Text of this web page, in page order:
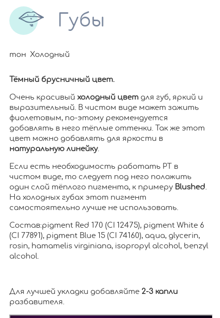
Губы
тон Холодный
Тёмный брусничный цвет.
Очень красивый холодный цветдля губ, яркий и
выразительный. В чистом виде может зажить
фиолетовым, по-этому рекомендуется
добавлять в него тёплые оттенки. Так же этот
цвет можно добавлять для яркости в
натуральную линейку.
Если есть необходимость работать PT в
чистом виде, то следует под него положить
один слой тёплого пигмента, к примеру Blushed
На холодных губах этот пигмент
самостоятельно лучше не использовать.
Состав:pigment Red 170 (CI 12475), pigment White 6
(CI 77891), pigment Blue 15 (CI 74160), aqua, glycerin,
rosin, hamamelis virginiana, isopropyl alcohol, benzyl
alcohol.
Для лучшей укладки добавляйте 2-3 капли
разбавителя.